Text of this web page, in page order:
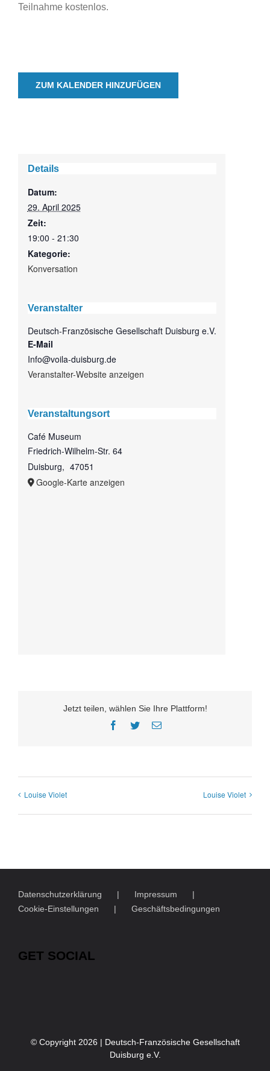
Teilnahme kostenlos.
ZUM KALENDER HINZUFÜGEN
Details
Datum:
29. April 2025
Zeit:
19:00 - 21:30
Kategorie:
Konversation
Veranstalter
Deutsch-Französische Gesellschaft Duisburg e.V.
E-Mail
Info@voila-duisburg.de
Veranstalter-Website anzeigen
Veranstaltungsort
Café Museum
Friedrich-Wilhelm-Str. 64
Duisburg, 47051
Google-Karte anzeigen
Jetzt teilen, wählen Sie Ihre Plattform!
Facebook
TwitterE-
Louise Violet Louise Violet
Datenschutzerklärung
Impressum
Cookie-Einstellungen
Geschäftsbedingungen
GET SOCIAL
© Copyright 2026 | Deutsch-Französische Gesellschaft
Duisburg e.V.